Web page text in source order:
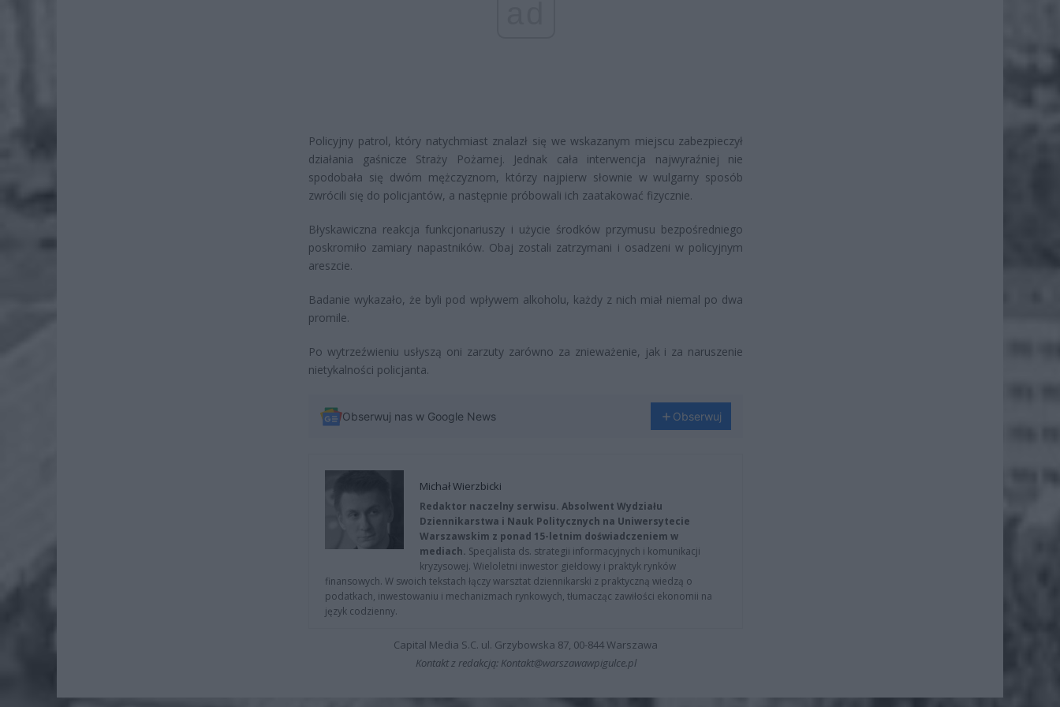
Policyjny patrol, który natychmiast znalazł się we wskazanym miejscu zabezpieczył
działania gaśnicze Straży Pożarnej. Jednak cała interwencja najwyraźniej nie
spodobała się dwóm mężczyznom, którzy najpierw słownie w wulgarny sposób
zwrócili się do policjantów, a następnie próbowali ich zaatakować fizycznie.
Błyskawiczna reakcja funkcjonariuszy i użycie środków przymusu bezpośredniego
poskromiło zamiary napastników. Obaj zostali zatrzymani i osadzeni w policyjnym
areszcie.
Badanie wykazało, że byli pod wpływem alkoholu, każdy z nich miał niemal po dwa
promile.
Po wytrzeźwieniu usłyszą oni zarzuty zarówno za znieważenie, jak i za naruszenie
nietykalności policjanta.
Obserwuj nas w Google News Obserwuj
Michał Wierzbicki
Redaktor naczelny serwisu. Absolwent Wydziału
Dziennikarstwa i Nauk Politycznych na Uniwersytecie
Warszawskim z ponad 15-letnim doświadczeniem w
mediach. Specjalista ds. strategii informacyjnych i komunikacji
kryzysowej. Wieloletni inwestor giełdowy i praktyk rynków
finansowych. W swoich tekstach łączy warsztat dziennikarski z praktyczną wiedzą o
podatkach, inwestowaniu i mechanizmach rynkowych, tłumacząc zawiłości ekonomii na
język codzienny.
Capital Media S.C. ul. Grzybowska 87, 00-844 Warszawa
Kontakt z redakcją: Kontakt@warszawawpigulce.pl